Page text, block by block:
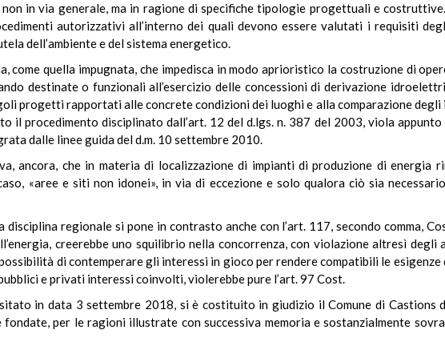
in via generale, ma in ragione di specifiche tipologie progettuali e
autorizzativi all’interno dei quali devono essere valutati i requisiti
dell’ambiente e del sistema energetico.
come quella impugnata, che impedisca in modo aprioristico la costruzione di
destinate o funzionali all’esercizio delle concessioni di derivazione
progetti rapportati alle concrete condizioni dei luoghi e alla comparazione degli
il procedimento disciplinato dall’art. 12 del d.lgs. n. 387 del 2003, viola
dalle linee guida del d.m. 10 settembre 2010.
ancora, che in materia di localizzazione di impianti di produzione di energia
«aree e siti non idonei», in via di eccezione e solo qualora ciò sia
disciplina regionale si pone in contrasto anche con l’art. 117, secondo comma,
creerebbe uno squilibrio nella concorrenza, con violazione altresì
di contemperare gli interessi in gioco per rendere compatibili le
e privati interessi coinvolti, violerebbe pure l’art. 97 Cost.
in data 3 settembre 2018, si è costituito in giudizio il Comune di Castions
fondate, per le ragioni illustrate con successiva memoria e sostanzialmente